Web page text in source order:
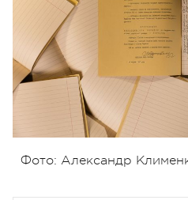
Фото: Александр